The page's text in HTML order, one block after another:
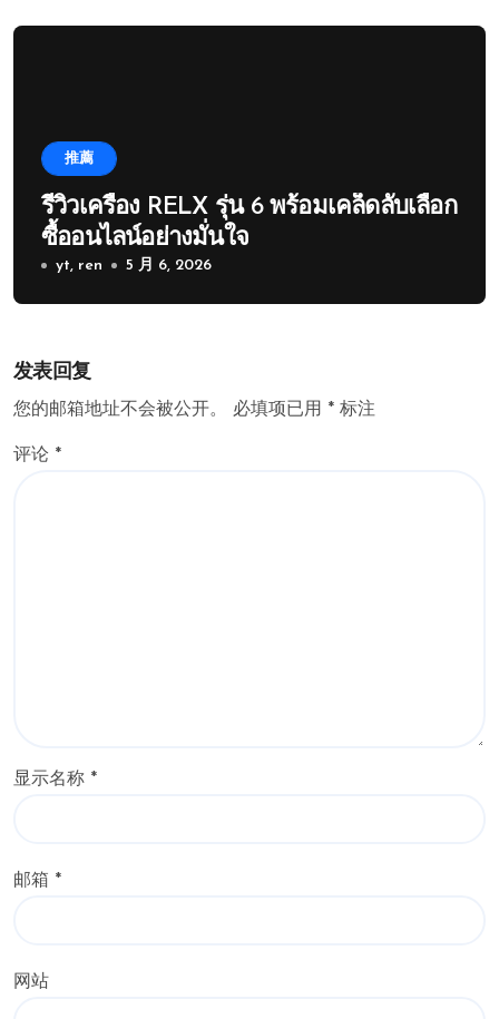
推薦
รีวิวเครื่อง RELX รุ่น 6 พร้อมเคล็ดลับเลือก
ซื้ออนไลน์อย่างมั่นใจ
yt, ren 5 月 6, 2026
发表回复
您的邮箱地址不会被公开。 必填项已用 * 标注
评论 *
显示名称 *
邮箱 *
网站